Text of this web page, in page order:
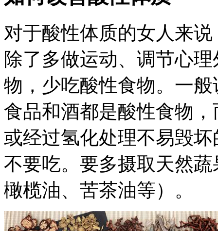
对于酸性体质的女人来
除了多做运动、调节心
物，少吃酸性食物。一
食品和酒都是酸性食物
或经过氢化处理不易毁
不要吃。要多摄取天然
橄榄油、苦茶油等）。